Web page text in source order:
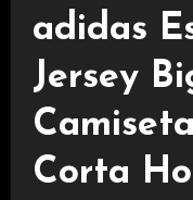
adidas
Jersey
Corta